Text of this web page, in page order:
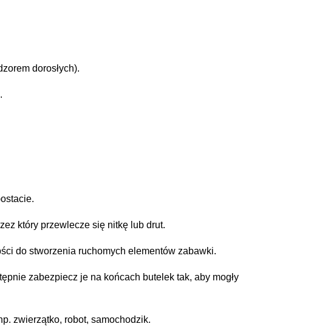
dorosłych).
który przewlecze się nitkę lub drut.
do stworzenia ruchomych elementów zabawki.
zabezpiecz je na końcach butelek tak, aby mogły
zwierzątko, robot, samochodzik.